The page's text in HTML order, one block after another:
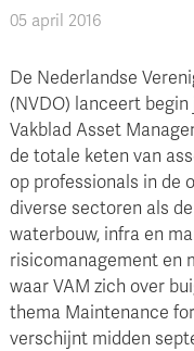
05 april 2016
De Nederlandse
(NVDO) lanceert begin
Vakblad Asset
de totale keten van
op professionals in de
diverse sectoren als
waterbouw, infra en
risicomanagement en
waar VAM zich over
thema Maintenance
verschijnt midden